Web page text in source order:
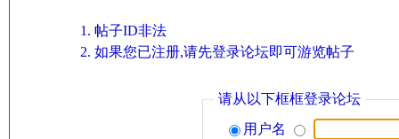
帖子ID非法
如果您已注册,请先登录论坛即可游览帖子
请从以下框框登录论坛
用户名